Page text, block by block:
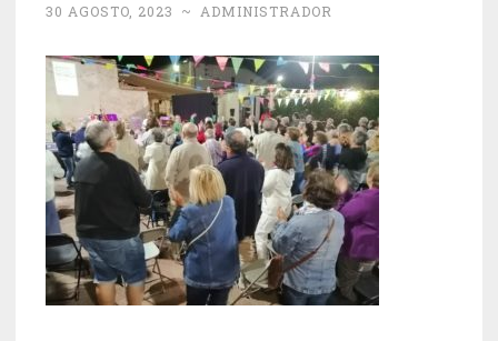
30 AGOSTO, 2023 ~ ADMINISTRADOR